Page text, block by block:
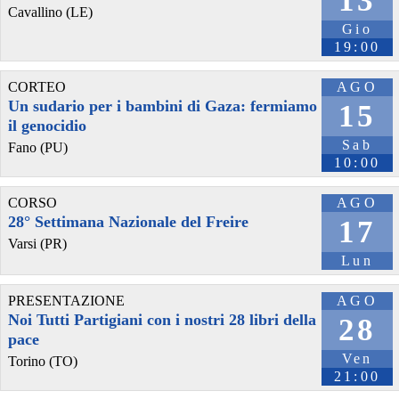
L'attacco nucleare avvenne a tre giorni di distanza da quello di
Hiroshima, distrusse gran parte della città e causò la morte di
Se stai organizzando un evento segnalalo cliccando su
#Nagasaki
@peacelink -
Ricordare Nagasaki: 9 agosto
peacelink.it/calendario/event.
#Nagasaki
@peacelink - 9/8/2026 10:48
Gio
19:00
Cavallino (LE)
AGO
15
Sab
10:00
CORTEO
Un sudario per i bambini di Gaza: fermiamo
il genocidio
Fano (PU)
AGO
17
Lun
CORSO
28° Settimana Nazionale del Freire
Varsi (PR)
AGO
28
Ven
21:00
PRESENTAZIONE
Noi Tutti Partigiani con i nostri 28 libri della
pace
Torino (TO)